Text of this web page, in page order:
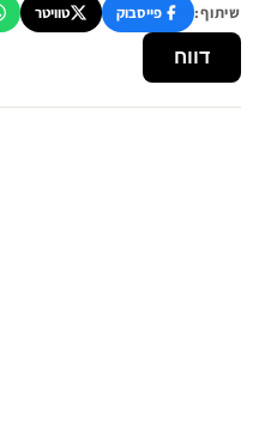
שיתוף: פייסבוק טוויטר
דווח